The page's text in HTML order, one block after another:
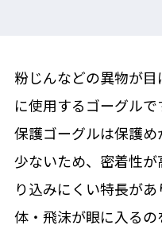
粉じんなどの異物が
に使用するゴーグルで
保護ゴーグルは保護
少ないため、密着性
り込みにくい特長が
体・飛沫が眼に入る